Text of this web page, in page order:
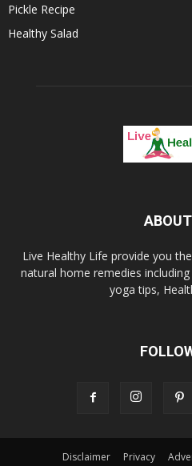
Pickle Recipe
Healthy Salad
Live Healthy Life provide you
natural home remedies
yoga tips,
Disclaimer Privacy